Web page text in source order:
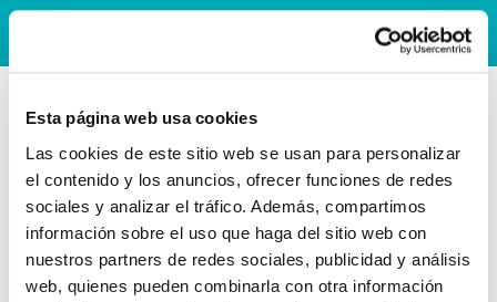
Esta página web usa cookies
Las cookies de este sitio web se usan para personalizar
el contenido y los anuncios, ofrecer funciones de redes
sociales y analizar el tráfico. Además, compartimos
información sobre el uso que haga del sitio web con
nuestros partners de redes sociales, publicidad y análisis
web, quienes pueden combinarla con otra información